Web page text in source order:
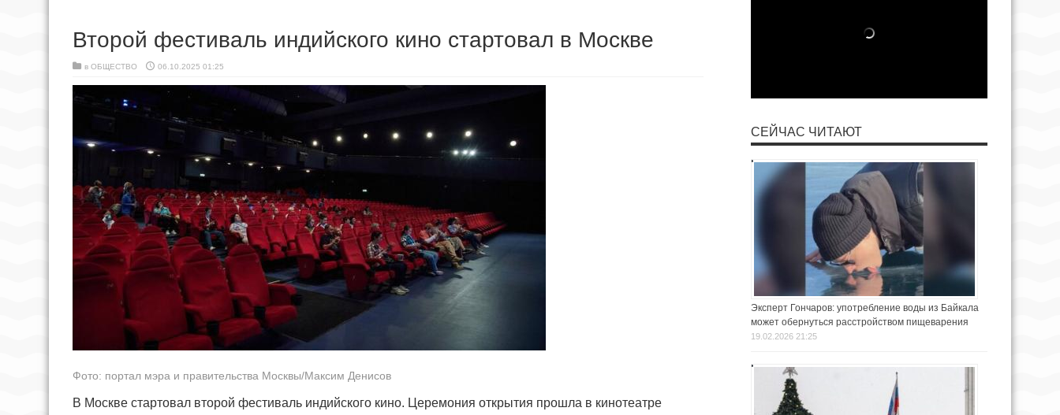
Второй фестиваль индийского кино стартовал в Москве
в ОБЩЕСТВО 06.10.2025 01:25
Фото: портал мэра и правительства Москвы/Максим Денисов
В Москве стартовал второй фестиваль индийского кино. Церемония открытия прошла в кинотеатре
СЕЙЧАС ЧИТАЮТ
Эксперт Гончаров: употребление воды из Байкала
может обернуться расстройством пищеварения
19.02.2026 21:25